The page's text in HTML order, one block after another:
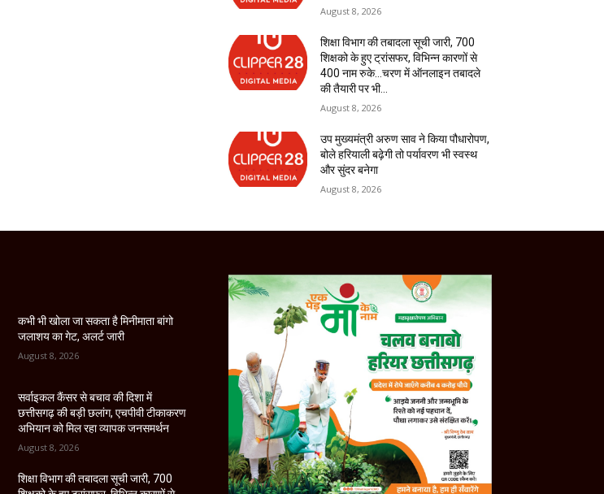
August 8, 2026
शिक्षा विभाग की तबादला सूची जारी, 700
शिक्षको के हुए ट्रांसफर, विभिन्न कारणों से
400 नाम रुके…चरण में ऑनलाइन तबादले
की तैयारी पर भी...
August 8, 2026
उप मुख्यमंत्री अरुण साव ने किया पौधारोपण,
बोले हरियाली बढ़ेगी तो पर्यावरण भी स्वस्थ
और सुंदर बनेगा
August 8, 2026
कभी भी खोला जा सकता है मिनीमाता बांगो
जलाशय का गेट, अलर्ट जारी
August 8, 2026
सर्वाइकल कैंसर से बचाव की दिशा में
छत्तीसगढ़ की बड़ी छलांग, एचपीवी टीकाकरण
अभियान को मिल रहा व्यापक जनसमर्थन
August 8, 2026
शिक्षा विभाग की तबादला सूची जारी, 700